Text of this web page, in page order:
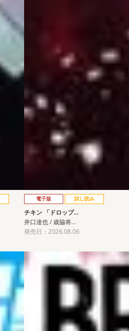
電子版 試し読み
チキン 「ドロップ…
井口達也 / 歳脇将…
発売日：2026.08.06